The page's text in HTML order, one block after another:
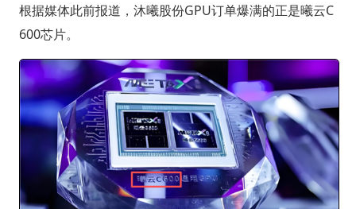
根据媒体此前报道，沐曦股份GPU订单爆满的正是曦云C
600芯片。